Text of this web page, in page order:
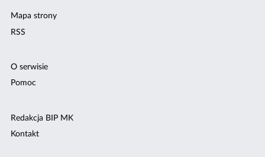
Mapa strony
RSS
O serwisie
Pomoc
Redakcja BIP MK
Kontakt